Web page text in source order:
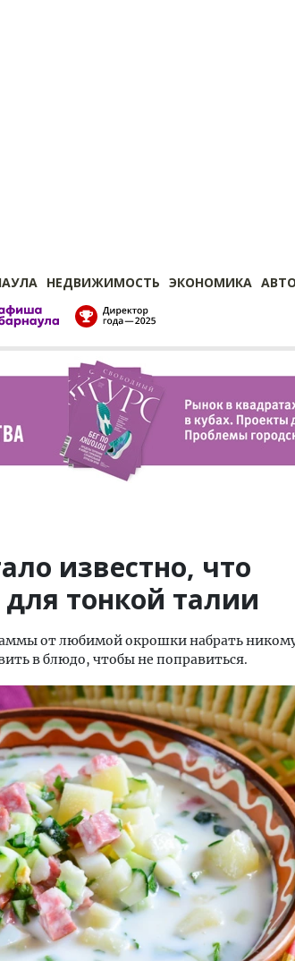
НЕДВИЖИМОСТЬ ЭКОНОМИКА АВТО
известно, что
тонкой талии
от любимой окрошки набрать
в блюдо, чтобы не поправиться.
номера и вид на горы.
Ищем новые